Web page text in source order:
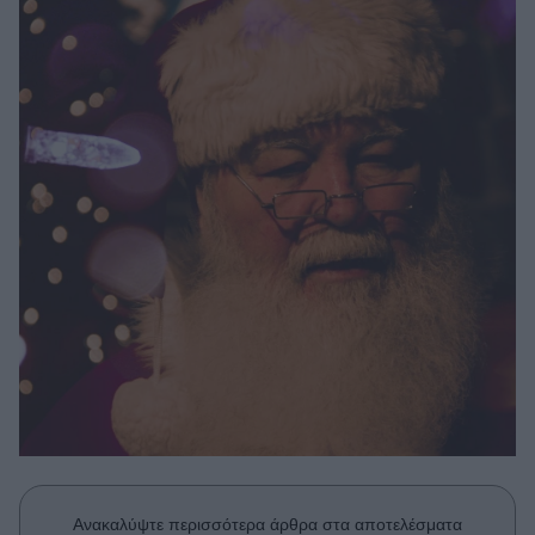
Well being
Ψυχολογία
Υγεία + Διατροφή
Σχέσεις & Σεξ
Fitness
Woman Power
Working Girl
Real Women
Συνεντεύξεις
Ανακαλύψτε περισσότερα άρθρα στα αποτελέσματα